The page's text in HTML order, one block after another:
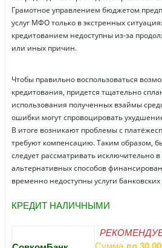
Грамотное управлением бюджетом
услуг МФО только в экстренных
кредитованием недоступны из-за
или иных причин.
Чтобы правильно воспользоваться
кредитования, придется тщательно
использования полученных взаймы
ошибки могут спровоцировать
В итоге возникают проблемы с
требуют компенсацию. Таким образом,
следует рассматривать исключительно в
альтернативных способов
временно недоступны услуги
КРЕДИТ НАЛИЧНЫМИ
Сумма до 30